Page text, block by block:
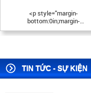
<p style="text-
indent:.5in;"><span
family:Times New
Roman,serif;">Thông số kỹ
<span style="font-
New Roman,serif;">Tên sản
Nồi nấu hủ tiếu 20 lít BV-
TIN TỨC - SỰ KIỆN